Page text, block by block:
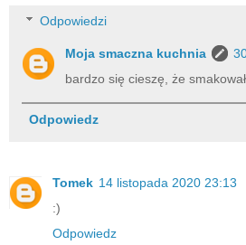
Odpowiedzi
Moja smaczna kuchnia
bardzo się cieszę, że
Odpowiedz
Tomek 14 listopada 2020 23:13
:)
Odpowiedz